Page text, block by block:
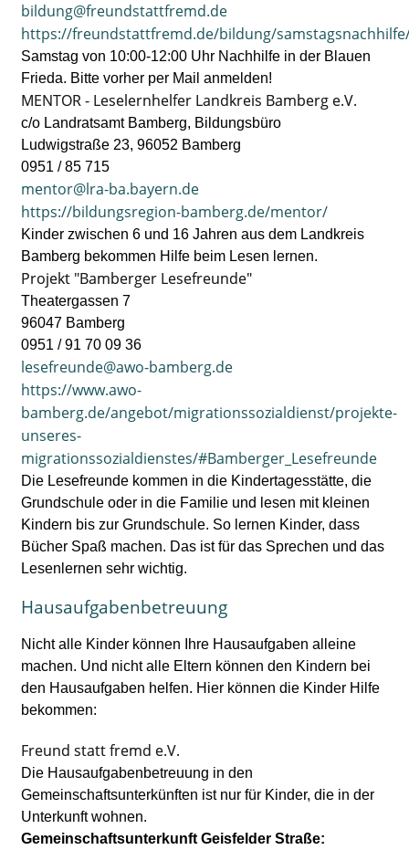
bildung@freundstattfremd.de
https://freundstattfremd.de/bildung/
Samstag von 10:00-12:00 Uhr Nachhilfe in der Blauen
Frieda. Bitte vorher per Mail anmelden!
MENTOR - Leselernhelfer Landkreis Bamberg e.V.
c/o Landratsamt Bamberg, Bildungsbüro
Ludwigstraße 23, 96052 Bamberg
0951 / 85 715
mentor@lra-ba.bayern.de
https://bildungsregion-bamberg.de/mentor/
Kinder zwischen 6 und 16 Jahren aus dem Landkreis
Bamberg bekommen Hilfe beim Lesen lernen.
Projekt "Bamberger Lesefreunde"
Theatergassen 7
96047 Bamberg
0951 / 91 70 09 36
lesefreunde@awo-bamberg.de
https://www.awo-
bamberg.de/angebot/migrationssozialdienst/projekte-
unseres-
migrationssozialdienstes/#Bamberger_Lesefreunde
Die Lesefreunde kommen in die Kindertagesstätte, die
Grundschule oder in die Familie und lesen mit kleinen
Kindern bis zur Grundschule. So lernen Kinder, dass
Bücher Spaß machen. Das ist für das Sprechen und das
Lesenlernen sehr wichtig.
Hausaufgabenbetreuung
Nicht alle Kinder können Ihre Hausaufgaben alleine
machen. Und nicht alle Eltern können den Kindern bei
den Hausaufgaben helfen. Hier können die Kinder Hilfe
bekommen:
Freund statt fremd e.V.
Die Hausaufgabenbetreuung in den
Gemeinschaftsunterkünften ist nur für Kinder, die in der
Unterkunft wohnen.
Gemeinschaftsunterkunft Geisfelder Straße: